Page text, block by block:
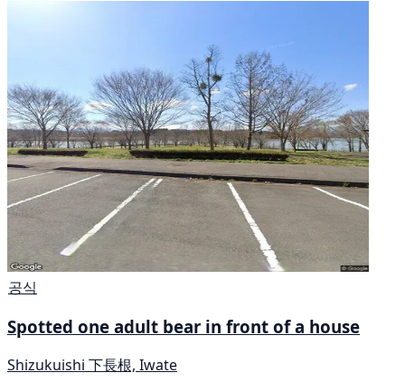
공식
Spotted one adult bear in front of a house
Shizukuishi 下長根, Iwate